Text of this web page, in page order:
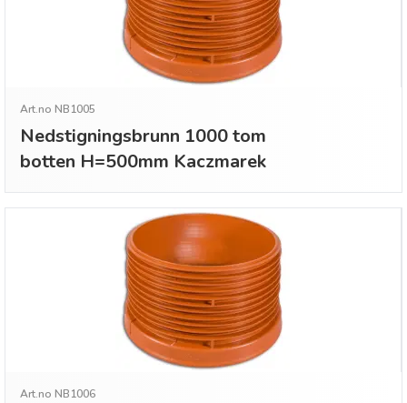
Art.no NB1005
Nedstigningsbrunn 1000 tom
botten H=500mm Kaczmarek
Art.no NB1006